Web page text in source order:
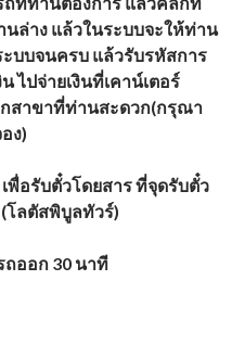
นล่าง แล้วในระบบจะให้ท่าน
บบจนครบ แล้วรับรหัสการ
ไปจ่ายเงินที่เคาน์เตอร์
กสาขาที่ท่านสะดวก(กรุณา
ง)
พื่อรับตั๋วโดยสาร ที่จุดรับตั๋ว
โลตัสพิบูลทัวร์)
ออก 30 นาที